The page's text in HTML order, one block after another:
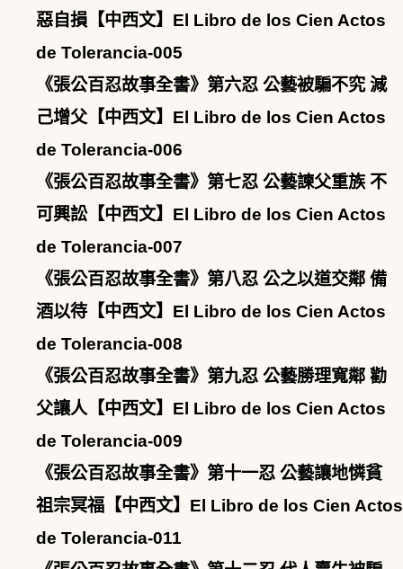
惡自損【中西文】El Libro de los Cien Actos
de Tolerancia-005
《張公百忍故事全書》第六忍 公藝被騙不究 減
己增父【中西文】El Libro de los Cien Actos
de Tolerancia-006
《張公百忍故事全書》第七忍 公藝諫父重族 不
可興訟【中西文】El Libro de los Cien Actos
de Tolerancia-007
《張公百忍故事全書》第八忍 公之以道交鄰 備
酒以待【中西文】El Libro de los Cien Actos
de Tolerancia-008
《張公百忍故事全書》第九忍 公藝勝理寬鄰 勸
父讓人【中西文】El Libro de los Cien Actos
de Tolerancia-009
《張公百忍故事全書》第十一忍 公藝讓地憐貧
祖宗冥福【中西文】El Libro de los Cien Actos
de Tolerancia-011